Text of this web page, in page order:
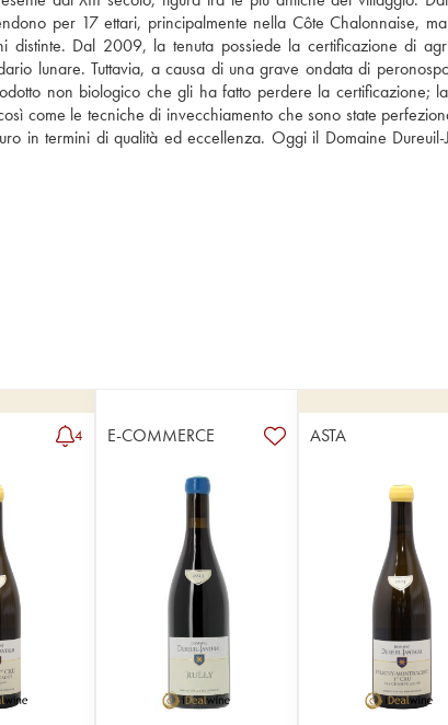
per 17 ettari, principalmente nella Côte Chalonnaise,
Dal 2009, la tenuta possiede la certificazione di
lunare. Tuttavia, a causa di una grave ondata di
non biologico che gli ha fatto perdere la certificazione;
come le tecniche di invecchiamento che sono state
in termini di qualità ed eccellenza. Oggi il Domaine Dureuil-
4 E-COMMERCE ASTA